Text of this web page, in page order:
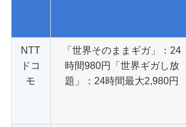
NTT
ドコ
モ
「世界そのままギガ」：24
時間980円「世界ギガし放
題」：24時間最大2,980円